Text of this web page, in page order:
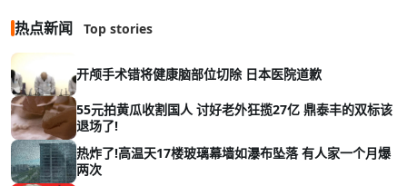
热点新闻 Top stories
开颅手术错将健康脑部位切除 日本医院道歉
55元拍黄瓜收割国人 讨好老外狂揽27亿 鼎泰丰的双标该
退场了!
热炸了!高温天17楼玻璃幕墙如瀑布坠落 有人家一个月爆
两次